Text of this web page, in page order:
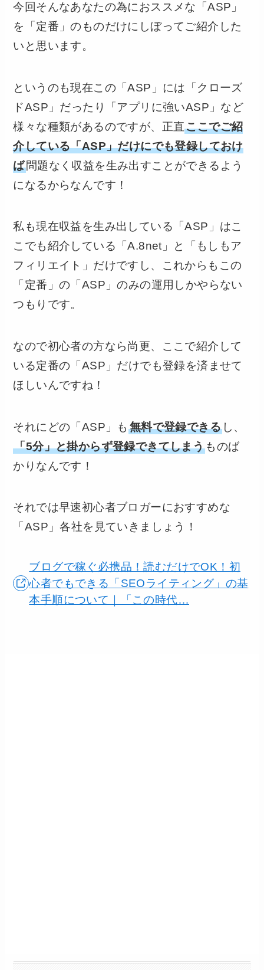
今回そんなあなたの為におススメな「ASP」
を「定番」のものだけにしぼってご紹介した
いと思います。
というのも現在この「ASP」には「クローズ
ドASP」だったり「アプリに強いASP」など
様々な種類があるのですが、正直ここでご紹
介している「ASP」だけにでも登録しておけ
ば問題なく収益を生み出すことができるよう
になるからなんです！
私も現在収益を生み出している「ASP」はこ
こでも紹介している「A.8net」と「もしもア
フィリエイト」だけですし、これからもこの
「定番」の「ASP」のみの運用しかやらない
つもりです。
なので初心者の方なら尚更、ここで紹介して
いる定番の「ASP」だけでも登録を済ませて
ほしいんですね！
それにどの「ASP」も 無料で登録できる し、
「5分」と掛からず登録できてしまう ものば
かりなんです！
それでは早速初心者ブロガーにおすすめな
「ASP」各社を見ていきましょう！
ブログで稼ぐ必携品！読むだけでOK！初
心者でもできる「SEOライティング」の基
本手順について｜「この時代…